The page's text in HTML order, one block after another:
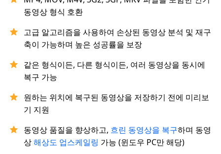
동영상 형식 호환
고급 알고리즘을 사용하여 손상된 동영상 분석 및 재구
축이 가능하며 높은 성공률을 보장
같은 형식이든, 다른 형식이든, 여러 동영상을 동시에
복구 가능
원하는 위치에 복구된 동영상을 저장하기 전에 미리보
기 지원
동영상 품질을 향상하고, 흐린 동영상을 복구하며 동영
상해상도 업스케일링 가능 (윈도우 PC만 해당)